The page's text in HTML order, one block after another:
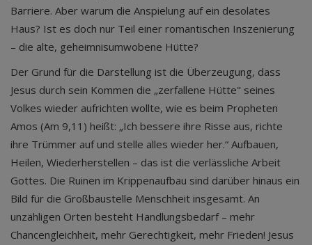
Barriere. Aber warum die Anspielung auf ein desolates
Haus? Ist es doch nur Teil einer romantischen Inszenierung
– die alte, geheimnisumwobene Hütte?
Der Grund für die Darstellung ist die Überzeugung, dass
Jesus durch sein Kommen die „zerfallene Hütte" seines
Volkes wieder aufrichten wollte, wie es beim Propheten
Amos (Am 9,11) heißt: „Ich bessere ihre Risse aus, richte
ihre Trümmer auf und stelle alles wieder her.“ Aufbauen,
Heilen, Wiederherstellen – das ist die verlässliche Arbeit
Gottes. Die Ruinen im Krippenaufbau sind darüber hinaus ein
Bild für die Großbaustelle Menschheit insgesamt. An
unzähligen Orten besteht Handlungsbedarf – mehr
Chancengleichheit, mehr Gerechtigkeit, mehr Frieden! Jesus